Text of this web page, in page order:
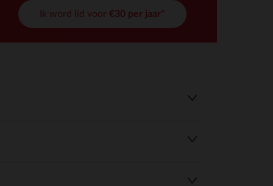
aan te passen en te beheren, en zorgt ervoor dat aan
Ik word lid voor €30 per jaar*